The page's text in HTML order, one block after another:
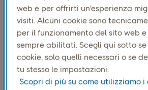
internazionale, questi fattori
influenzare ogni aspetto,
approvvigionamento alle
espansione. Un risultato
maggiore attenzione al
web e per offrirti un'esperienza
visiti. Alcuni cookie sono
per il funzionamento del sito web
sempre abilitati. Scegli qui sotto
cookie, solo quelli necessari o se
tu stesso le impostazioni.
Scopri di più su come utilizziamo i